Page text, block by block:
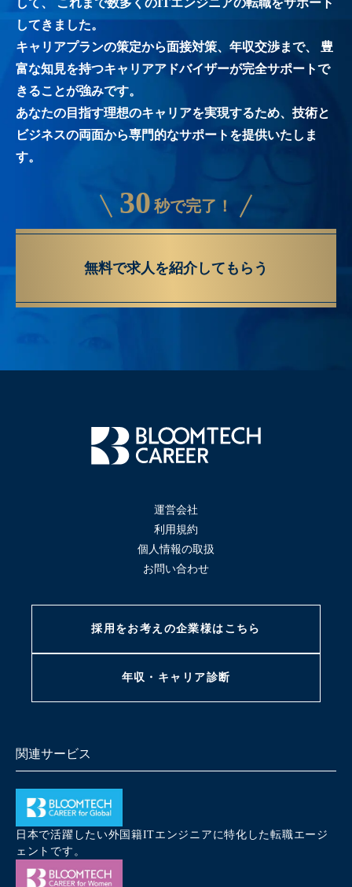
して、
これまで数多くのITエンジニアの転職をサポート
してきました。
キャリアプランの策定から面接対策、年収交渉まで、
豊
富な知見を持つキャリアアドバイザーが完全サポートで
きることが強みです。
あなたの目指す理想のキャリアを実現するため、技術と
ビジネスの両面から専門的なサポートを提供いたしま
す。
30 秒で完了！
無料で求人を紹介してもらう
運営会社
利用規約
個人情報の取扱
お問い合わせ
採用をお考えの企業様はこちら
年収・キャリア診断
関連サービス
日本で活躍したい外国籍ITエンジニアに特化した転職エージ
ェントです。